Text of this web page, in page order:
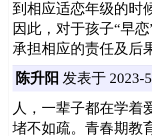
到相应适恋年级的时
因此，对于孩子“早
承担相应的责任及后
陈升阳 发表于 2023-
人，一辈子都在学着
堵不如疏。青春期